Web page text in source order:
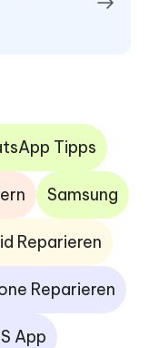
Tipps
Samsung
Reparieren
Reparieren
App